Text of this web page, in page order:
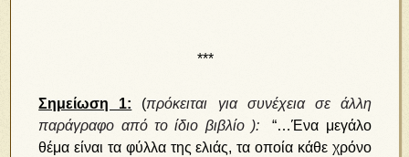
***
Σημείωση 1: (πρόκειται για συνέχεια σε άλλη
παράγραφο από το ίδιο βιβλίο):
“…Ένα μεγάλο
θέμα είναι τα φύλλα της ελιάς, τα οποία κάθε χρόνο